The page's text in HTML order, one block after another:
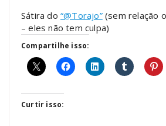
Sátira do “@Torajo”(sem relação
– eles não tem culpa)
Compartilhe isso:
Curtir isso: